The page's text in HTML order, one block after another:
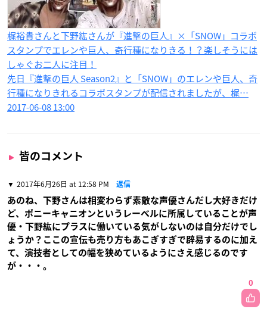
梶裕貴さんと下野紘さんが『進撃の巨人』×「SNOW」コラボ
スタンプでエレンや巨人、奇行種になりきる！？楽しそうには
しゃぐお二人に注目！
先日『進撃の巨人 Season2』と「SNOW」のエレンや巨人、奇
行種になりきれるコラボスタンプが配信されましたが、梶…
2017-06-08 13:00
皆のコメント
2017年6月26日 at 12:58 PM 返信
あのね、下野さんは相変わらず素敵な声優さんだし大好きだけ
ど、ポニーキャニオンというレーベルに所属していることが声
優・下野紘にプラスに働いている気がしないのは自分だけでし
ょうか？ここの宣伝も売り方もあこぎすぎで辟易するのに加え
て、演技者としての幅を狭めているようにさえ感じるのです
が・・・。
0